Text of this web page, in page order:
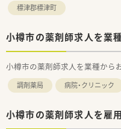
標津郡標津町
小樽市の薬剤師求人を業
小樽市の薬剤師求人を業種から
調剤薬局 病院・クリニック
小樽市の薬剤師求人を雇